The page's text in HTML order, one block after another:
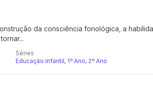
da consciência fonológica, a
Séries
Educação Infantil, 1º Ano, 2º Ano